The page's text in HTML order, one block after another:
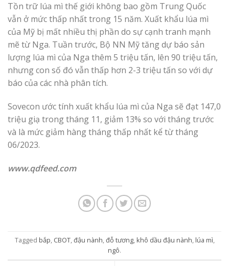
Tồn trữ lúa mì thế giới không bao gồm Trung Quốc
vẫn ở mức thấp nhất trong 15 năm. Xuất khẩu lúa mì
của Mỹ bị mất nhiều thị phần do sự cạnh tranh mạnh
mẽ từ Nga. Tuần trước, Bộ NN Mỹ tăng dự báo sản
lượng lúa mì của Nga thêm 5 triệu tấn, lên 90 triệu tấn,
nhưng con số đó vẫn thấp hơn 2-3 triệu tấn so với dự
báo của các nhà phân tích.
Sovecon ước tính xuất khẩu lúa mì của Nga sẽ đạt 147,0
triệu giạ trong tháng 11, giảm 13% so với tháng trước
và là mức giảm hàng tháng thấp nhất kể từ tháng
06/2023.
www.qdfeed.com
Tagged bắp, CBOT,đậu nành,đỗ tương, khô dầu đậu nành, lúa mì,
ngô.